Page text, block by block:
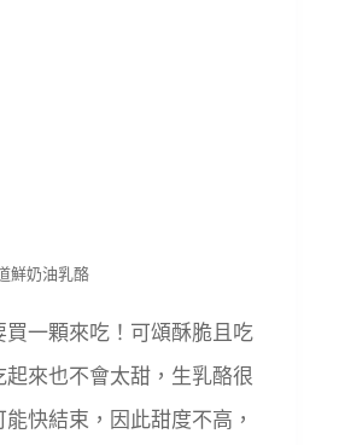
鮮奶油乳酪
一顆來吃！可頌酥脆且吃
來也不會太甜，生乳酪很
快結束，因此甜度不高，